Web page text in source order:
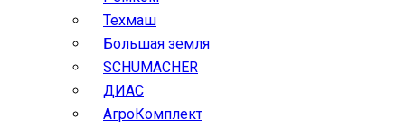
Техмаш
Большая земля
SCHUMACHER
ДИАС
АгроКомплект